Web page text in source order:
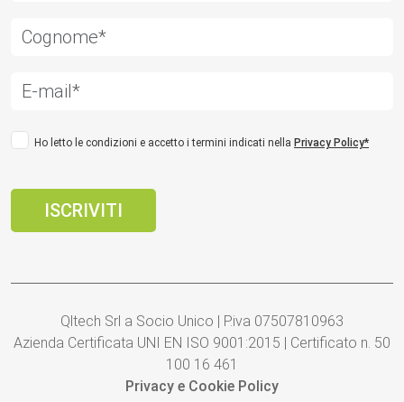
Ho letto le condizioni e accetto i termini indicati nella Privacy Policy*
Qltech Srl a Socio Unico | P.iva 07507810963
Azienda Certificata UNI EN ISO 9001:2015 | Certificato n. 50
100 16 461
Privacy e Cookie Policy